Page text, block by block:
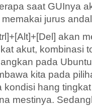
saat GUInya
jurus
akan
akut, kombinasi
pada
kita pada
hang
mestinya.